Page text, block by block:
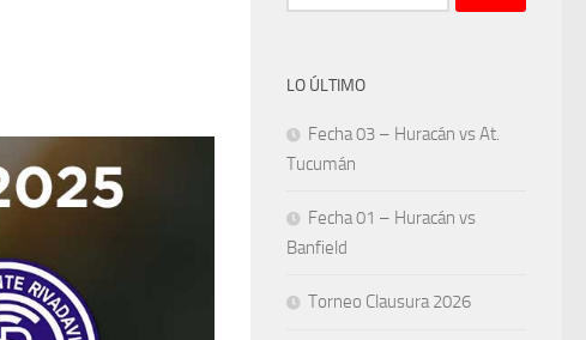
LO ÚLTIMO
Fecha 03 – Huracán vs At.
Tucumán
Fecha 01 – Huracán vs
Banfield
Torneo Clausura 2026